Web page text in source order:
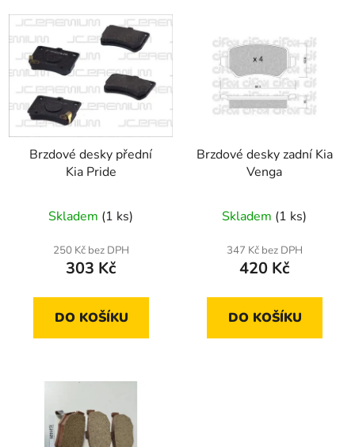
p
r
o
d
u
t
V
ý
p
i
s
p
r
Brzdové desky přední
Kia Pride
Skladem (1 ks)
250 Kč bez DPH
303 Kč
DO KOŠÍKU
Brzdové desky zadní Kia
Venga
Skladem (1 ks)
347 Kč bez DPH
420 Kč
DO KOŠÍKU